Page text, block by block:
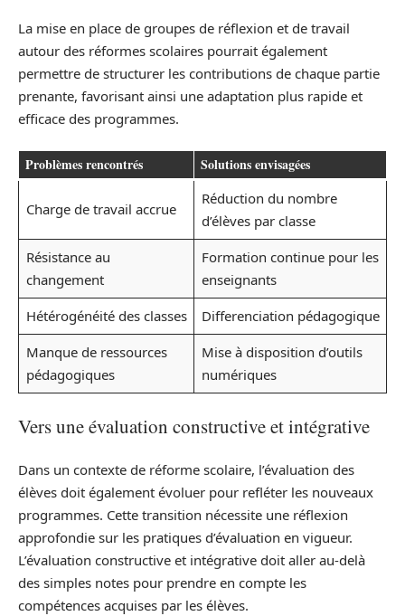
La mise en place de groupes de réflexion et de travail
autour des réformes scolaires pourrait également
permettre de structurer les contributions de chaque partie
prenante, favorisant ainsi une adaptation plus rapide et
efficace des programmes.
Problèmes rencontrés Solutions envisagées
Charge de travail accrue
Réduction du nombre
d’élèves par classe
Résistance au
changement
Formation continue pour les
enseignants
Hétérogénéité des classes
Differenciation pédagogique
Manque de ressources
pédagogiques
Mise à disposition d’outils
numériques
Vers une évaluation constructive et intégrative
Dans un contexte de réforme scolaire, l’évaluation des
élèves doit également évoluer pour refléter les nouveaux
programmes. Cette transition nécessite une réflexion
approfondie sur les pratiques d’évaluation en vigueur.
L’évaluation constructive et intégrative doit aller au-delà
des simples notes pour prendre en compte les
compétences acquises par les élèves.